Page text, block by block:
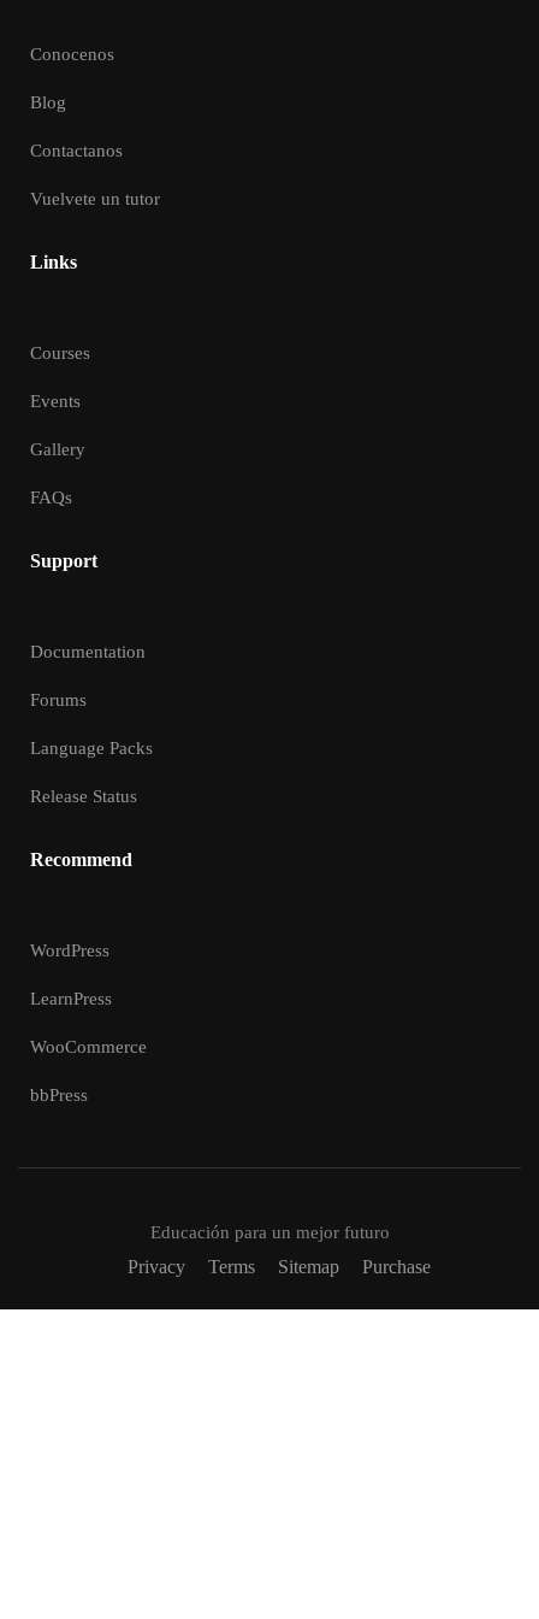
Conocenos
Blog
Contactanos
Vuelvete un tutor
Links
Courses
Events
Gallery
FAQs
Support
Documentation
Forums
Language Packs
Release Status
Recommend
WordPress
LearnPress
WooCommerce
bbPress
Educación para un mejor futuro
Privacy Terms Sitemap Purchase